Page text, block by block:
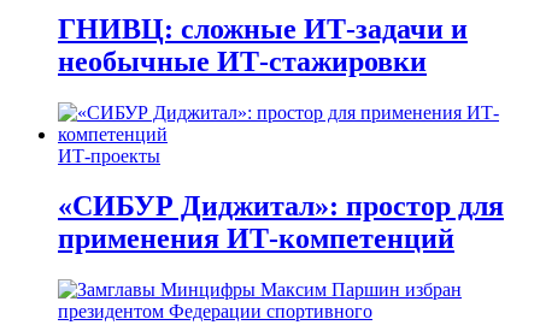
ГНИВЦ: сложные ИТ‑задачи и
необычные ИТ‑стажировки
ИТ-проекты
«СИБУР Диджитал»: простор для
применения ИТ-компетенций